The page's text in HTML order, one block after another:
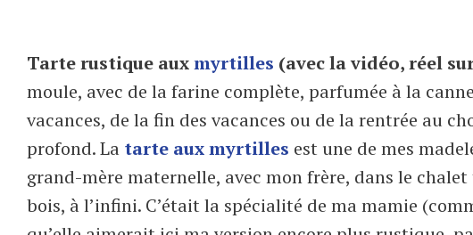
Tarte rustique auxmyrtilles (avec la vidéo, réel
moule, avec de la farine complète, parfumée à la
vacances, de la fin des vacances ou de la rentrée au
profond. La tarte aux myrtilles est une de mes
grand-mère maternelle, avec mon frère, dans le
bois, à l’infini. C’était la spécialité de ma mamie